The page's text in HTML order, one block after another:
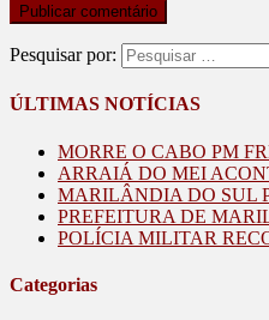
Pesquisar por:
ÚLTIMAS NOTÍCIAS
MORRE O CABO PM
ARRAIÁ DO MEI
MARILÂNDIA DO SUL
PREFEITURA DE
POLÍCIA MILITAR
Categorias